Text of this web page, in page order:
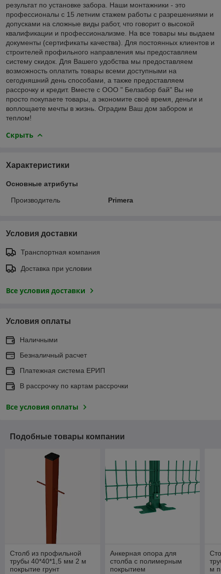
результат по установке забора. Наши монтажники - это
профессионалы с 15 летним стажем работы с разрешениями и
допусками на сложные виды работ, что говорит о высокой
квалификации и профессионализме. На все товары мы выдаем
документы (сертификаты качества). Для постоянных клиентов и
строителей профильного направления мы предоставляем
систему скидок. Для Вашего удобства мы предоставляем
возможность оплатить товары всеми доступными на
сегодняшний день способами, а также предоставляем
рассрочку и кредит. Вместе с ООО " Белзабор бай" Вы не
просто покупаете товары, а экономите своё время, деньги и
воплощаете мечты в жизнь. Оградим Ваш дом забором и
теплом!
Скрыть
Характеристики
Основные атрибуты
Производитель Primera
Условия доставки
Транспортная компания
Доставка при условии
Все условия доставки
Условия оплаты
Наличными
Безналичный расчет
Платежная система ЕРИП
В рассрочку по картам рассрочки
Все условия оплаты
Подобные товары компании
Столб из профильной
трубы 40*40*1,5 мм 2 м
покрытие грунт
Анкерная опора для
столба с полимерным
покрытием
м